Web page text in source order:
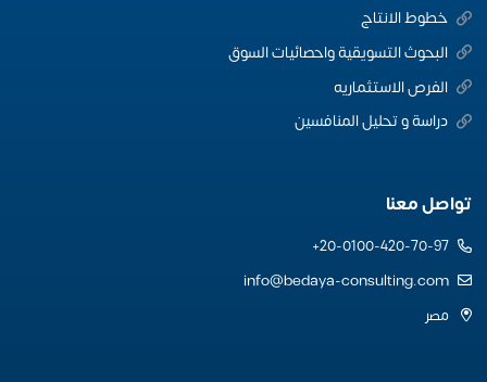
خطوط الانتاج
البحوث التسويقية واحصائيات السوق
الفرص الاستثماريه
دراسة و تحليل المنافسين
تواصل معنا
20-0100-420-70-97+
info@bedaya-consulting.com
مصر